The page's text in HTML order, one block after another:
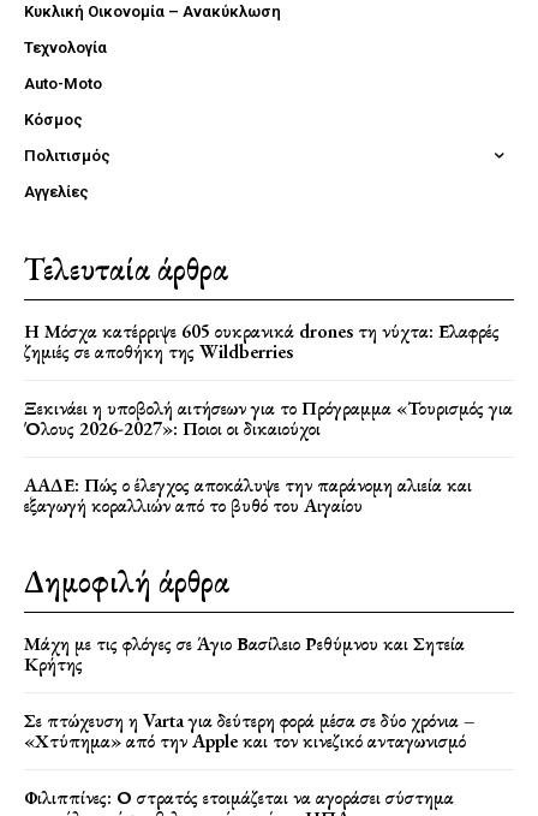
Κυκλική Οικονομία – Ανακύκλωση
Τεχνολογία
Auto-Moto
Κόσμος
Πολιτισμός
Αγγελίες
Τελευταία άρθρα
Η Μόσχα κατέρριψε 605 ουκρανικά drones τη νύχτα: Ελαφρές
ζημιές σε αποθήκη της Wildberries
Ξεκινάει η υποβολή αιτήσεων για το Πρόγραμμα «Τουρισμός για
Όλους 2026-2027»: Ποιοι οι δικαιούχοι
ΑΑΔΕ: Πώς ο έλεγχος αποκάλυψε την παράνομη αλιεία και
εξαγωγή κοραλλιών από το βυθό του Αιγαίου
Δημοφιλή άρθρα
Μάχη με τις φλόγες σε Άγιο Βασίλειο Ρεθύμνου και Σητεία
Κρήτης
Σε πτώχευση η Varta για δεύτερη φορά μέσα σε δύο χρόνια –
«Χτύπημα» από την Apple και τον κινεζικό ανταγωνισμό
Φιλιππίνες: Ο στρατός ετοιμάζεται να αγοράσει σύστημα